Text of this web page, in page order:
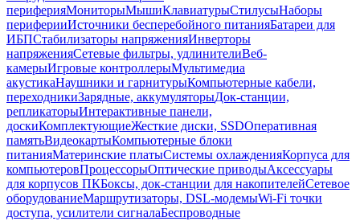
периферияМониторыМышиКлавиатурыСтилусыНаборы
периферииИсточники бесперебойного питанияБатареи для
ИБПСтабилизаторы напряженияИнверторы
напряженияСетевые фильтры, удлинителиВеб-
камерыИгровые контроллерыМультимедиа
акустикаНаушники и гарнитурыКомпьютерные кабели,
переходникиЗарядные, аккумуляторыДок-станции,
репликаторыИнтерактивные панели,
доскиКомплектующиеЖесткие диски, SSDОперативная
памятьВидеокартыКомпьютерные блоки
питанияМатеринские платыСистемы охлажденияКорпуса для
компьютеровПроцессорыОптические приводыАксессуары
для корпусов ПКБоксы, док-станции для накопителейСетевое
оборудованиеМаршрутизаторы, DSL-модемыWi-Fi точки
доступа, усилители сигналаБеспроводные